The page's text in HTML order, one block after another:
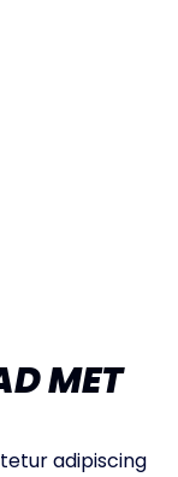
MET
adipiscing